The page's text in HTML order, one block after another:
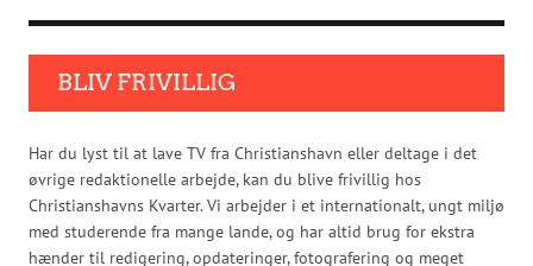
BLIV FRIVILLIG
Har du lyst til at lave TV fra Christianshavn eller deltage i det
øvrige redaktionelle arbejde, kan du blive frivillig hos
Christianshavns Kvarter. Vi arbejder i et internationalt, ungt miljø
med studerende fra mange lande, og har altid brug for ekstra
hænder til redigering, opdateringer, fotografering og meget